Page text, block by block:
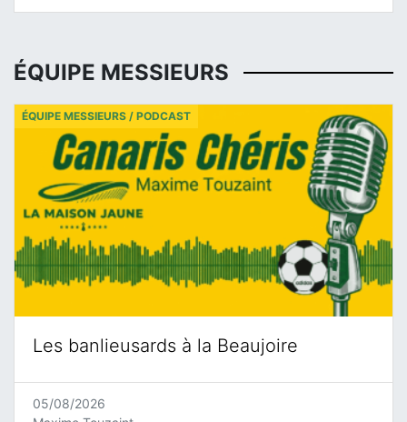
ÉQUIPE MESSIEURS
Les banlieusards à la Beaujoire
ÉQUIPE MESSIEURS / PODCAST
05/08/2026